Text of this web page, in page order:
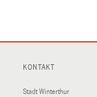
KONTAKT
Stadt Winterthur